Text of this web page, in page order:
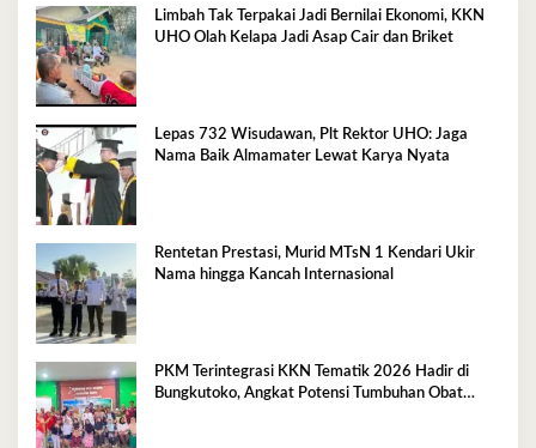
Limbah Tak Terpakai Jadi Bernilai Ekonomi, KKN
UHO Olah Kelapa Jadi Asap Cair dan Briket
Lepas 732 Wisudawan, Plt Rektor UHO: Jaga
Nama Baik Almamater Lewat Karya Nyata
Rentetan Prestasi, Murid MTsN 1 Kendari Ukir
Nama hingga Kancah Internasional
PKM Terintegrasi KKN Tematik 2026 Hadir di
Bungkutoko, Angkat Potensi Tumbuhan Obat